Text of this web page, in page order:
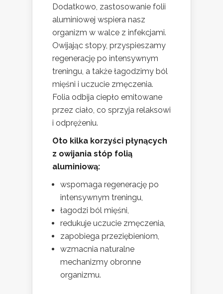
Dodatkowo, zastosowanie folii
aluminiowej wspiera nasz
organizm w walce z infekcjami.
Owijając stopy, przyspieszamy
regenerację po intensywnym
treningu, a także łagodzimy ból
mięśni i uczucie zmęczenia.
Folia odbija ciepło emitowane
przez ciało, co sprzyja relaksowi
i odprężeniu.
Oto kilka korzyści płynących
z owijania stóp folią
aluminiową:
wspomaga regenerację po
intensywnym treningu,
łagodzi ból mięśni,
redukuje uczucie zmęczenia,
zapobiega przeziębieniom,
wzmacnia naturalne
mechanizmy obronne
organizmu.